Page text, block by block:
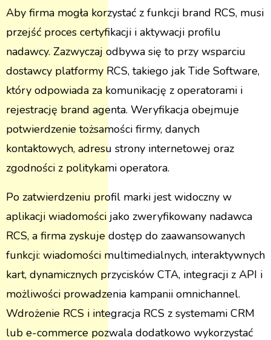
Aby firma mogła korzystać z funkcji brand RCS, musi
przejść proces certyfikacji i aktywacji profilu
nadawcy. Zazwyczaj odbywa się to przy wsparciu
dostawcy platformy RCS, takiego jak Tide Software,
który odpowiada za komunikację z operatorami i
rejestrację brand agenta. Weryfikacja obejmuje
potwierdzenie tożsamości firmy, danych
kontaktowych, adresu strony internetowej oraz
zgodności z politykami operatora.
Po zatwierdzeniu profil marki jest widoczny w
aplikacji wiadomości jako zweryfikowany nadawca
RCS, a firma zyskuje dostęp do zaawansowanych
funkcji: wiadomości multimedialnych, interaktywnych
kart, dynamicznych przycisków CTA, integracji z API i
możliwości prowadzenia kampanii omnichannel.
Wdrożenie RCS i integracja RCS z systemami CRM
lub e-commerce pozwala dodatkowo wykorzystać